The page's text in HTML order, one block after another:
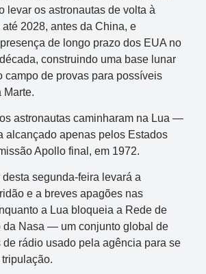
levar os astronautas de volta à
2028, antes da China, e
de longo prazo dos EUA no
construindo uma base lunar
campo de provas para possíveis
Marte.
astronautas caminharam na Lua —
alcançado apenas pelos Estados
Apollo final, em 1972.
segunda‑feira levará a
e a breves apagões nas
a Lua bloqueia a Rede de
da Nasa — um conjunto global de
de rádio usado pela agência para se